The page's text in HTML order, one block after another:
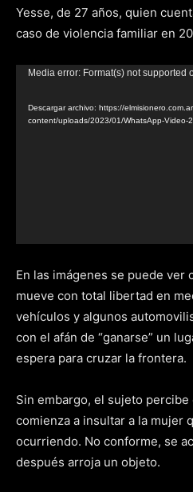
Yesse, de 27 años, quien
caso de violencia familiar en
Reproductor
video
Media error: Format(s) not supported
Descargar archivo: https://
content/uploads/2023/01/WhatsApp-Video-
En las imágenes se puede ver
mueve con total libertad en
vehículos y algunos
con el afán de “ganarse” un
espera para cruzar la frontera.
Sin embargo, el sujeto
comienza a insultar a la mujer
ocurriendo. No conforme, se
después arroja un objeto.